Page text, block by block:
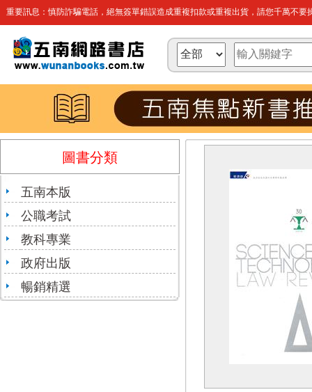
重要訊息：慎防詐騙電話，絕無簽單錯誤造成重複扣款或重複出貨，請您千萬不要
圖書分類
五南本版
公職考試
教科專業
政府出版
暢銷精選